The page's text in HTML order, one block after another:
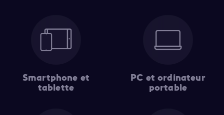
Smartphone et
tablette
PC et ordinateur
portable